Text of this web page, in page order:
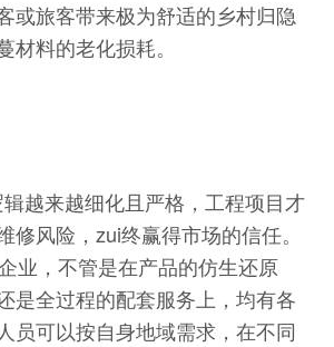
或旅客带来极为舒适的乡村归隐
材料的老化损耗。
越来越细化且严格，工程项目才
修风险，zui终赢得市场的信任。
业，不管是在产品的仿生还原
是全过程的配套服务上，均有各
员可以按自身地域需求，在不同